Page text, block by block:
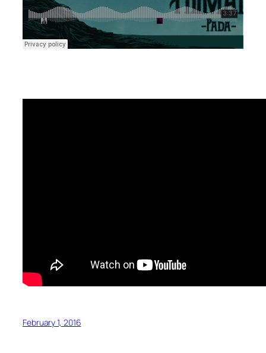
February 1, 2016